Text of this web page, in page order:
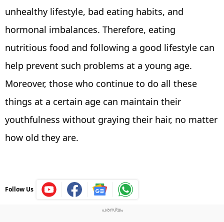
unhealthy lifestyle, bad eating habits, and
hormonal imbalances. Therefore, eating
nutritious food and following a good lifestyle can
help prevent such problems at a young age.
Moreover, those who continue to do all these
things at a certain age can maintain their
youthfulness without graying their hair, no matter
how old they are.
Follow Us